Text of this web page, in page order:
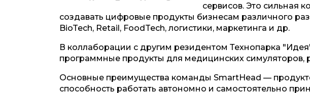
сервисов. Это сильная
создавать цифровые продукты бизнесам различного
BioTech, Retail, FoodTech, логистики, маркетинга и др.
В коллаборации с другим резидентом Технопарка
программные продукты для медицинских симуляторов,
Основные преимущества команды SmartHead —
способность работать автономно и самостоятельно